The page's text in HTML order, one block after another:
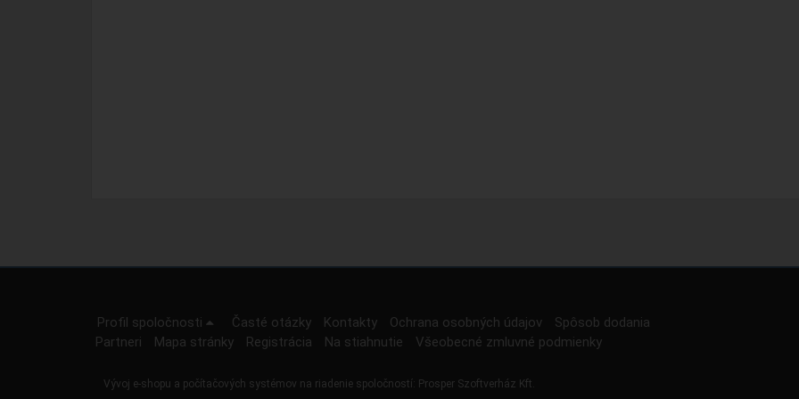
Profil spoločnosti Časté otázky Kontakty Ochrana osobných údajov
Spôsob dodania
Partneri
Mapa stránky Registrácia Na stiahnutie Všeobecné zmluvné podmienky
Vývoj e-shopu a počítačových systémov na riadenie spoločností: Prosper Szoftverház Kft.